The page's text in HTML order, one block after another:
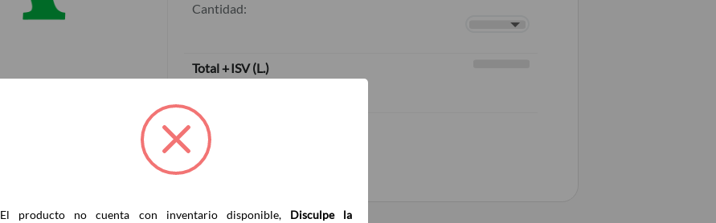
Cantidad:
Total + ISV(L.)
El producto no cuenta con inventario disponible, Disculpe la